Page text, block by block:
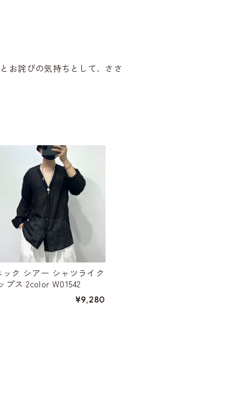
お詫びの気持ちとして、ささ
ック シアー シャツライク
プス 2color W01542
¥9,280